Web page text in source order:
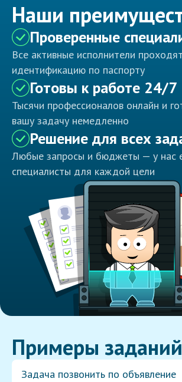
Наши
Проверенные
Все активные исполнители проходят
идентификацию по паспорту
Готовы к работе 24/7
Тысячи профессионалов онлайн и
вашу задачу немедленно
Решение для всех
Любые запросы и бюджеты — у нас
специалисты для каждой цели
Примеры заданий
Задача позвонить по объявление